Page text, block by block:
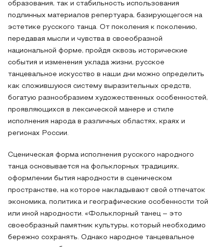
образования, так и стабильность использования
подлинных материалов репертуара, базирующегося на
эстетике русского танца. От поколения к поколению,
передавая мысли и чувства в своеобразной
национальной форме, пройдя сквозь исторические
события и изменения уклада жизни, русское
танцевальное искусство в наши дни можно определить
как сложившуюся систему выразительных средств,
богатую разнообразием художественных особенностей,
проявляющихся в лексической манере и стиле
исполнения народа в различных областях, краях и
регионах России.
Сценическая форма исполнения русского народного
танца основывается на фольклорных традициях,
оформлении бытия народности в сценическом
пространстве, на которое накладывают свой отпечаток
экономика, политика и географические особенности той
или иной народности. «Фольклорный танец – это
своеобразный памятник культуры, который необходимо
бережно сохранять. Однако народное танцевальное